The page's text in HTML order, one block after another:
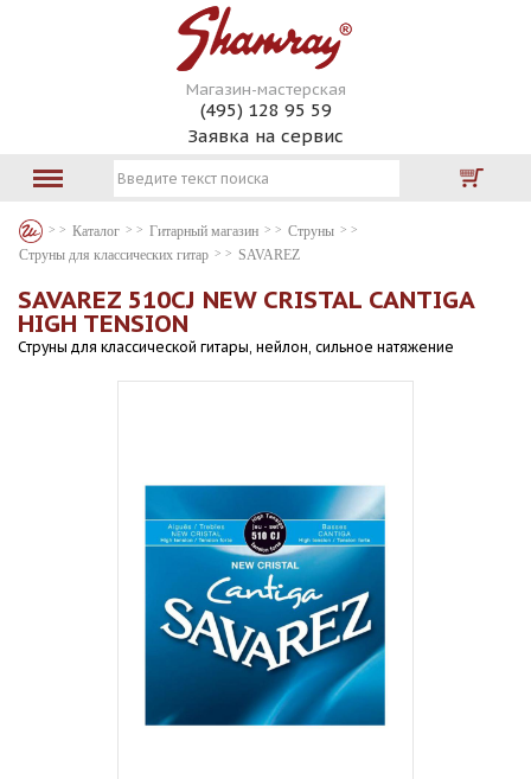
Магазин-мастерская
(495) 128 95 59
Заявка на сервис
Каталог Гитарный магазин
Струны
Струны для классических гитар
SAVAREZ
SAVAREZ 510CJ NEW CRISTAL CANTIGA
HIGH TENSION
Струны для классической гитары, нейлон, сильное натяжение